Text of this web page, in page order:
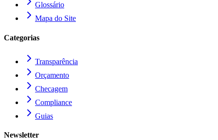
Glossário
Mapa do Site
Categorias
Transparência
Orçamento
Checagem
Compliance
Guias
Newsletter